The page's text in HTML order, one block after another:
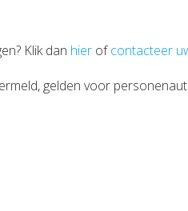
Klik dan hier ofcontacteer
gelden voor